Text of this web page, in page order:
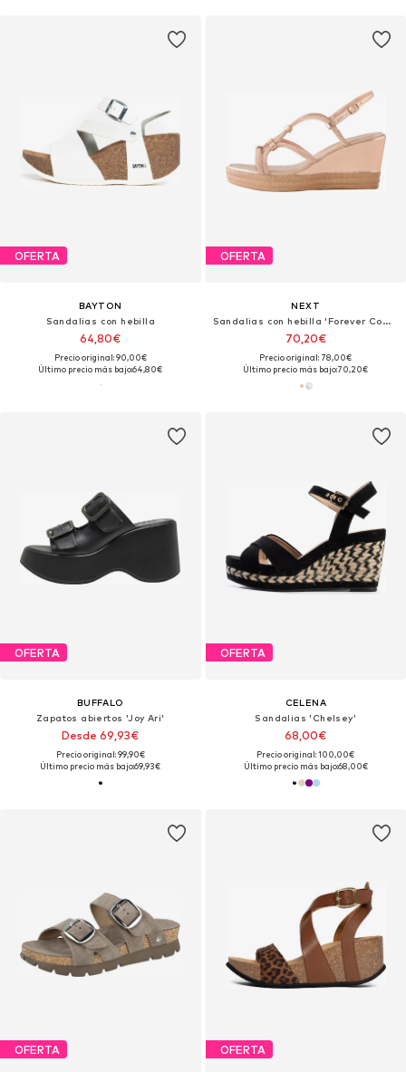
OFERTA
BAYTON
Sandalias con hebilla
64,80€
Precio original: 90,00€
Último precio más bajo:64,80€
OFERTA
NEXT
Sandalias con hebilla 'Forever Comfort'
70,20€
Precio original: 78,00€
Último precio más bajo:70,20€
OFERTA
BUFFALO
Zapatos abiertos 'Joy Ari'
Desde 69,93€
Precio original: 99,90€
Último precio más bajo:69,93€
OFERTA
CELENA
Sandalias 'Chelsey'
68,00€
Precio original: 100,00€
Último precio más bajo:68,00€
OFERTA OFERTA